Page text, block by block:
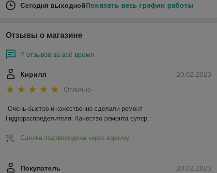
Сегодня выходнойПоказать весь график работы
Отзывы о магазине
7 отзывов за всё время
20.02.2023
Кирилл
Отлично
Очень быстро и качественно сделали ремонт
Гидрораспределителя. Качество ремонта супер.
Сделка подтверждена через корзину
20.02.2023
Покупатель